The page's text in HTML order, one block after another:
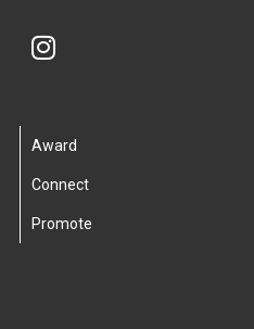
Award
Connect
Promote